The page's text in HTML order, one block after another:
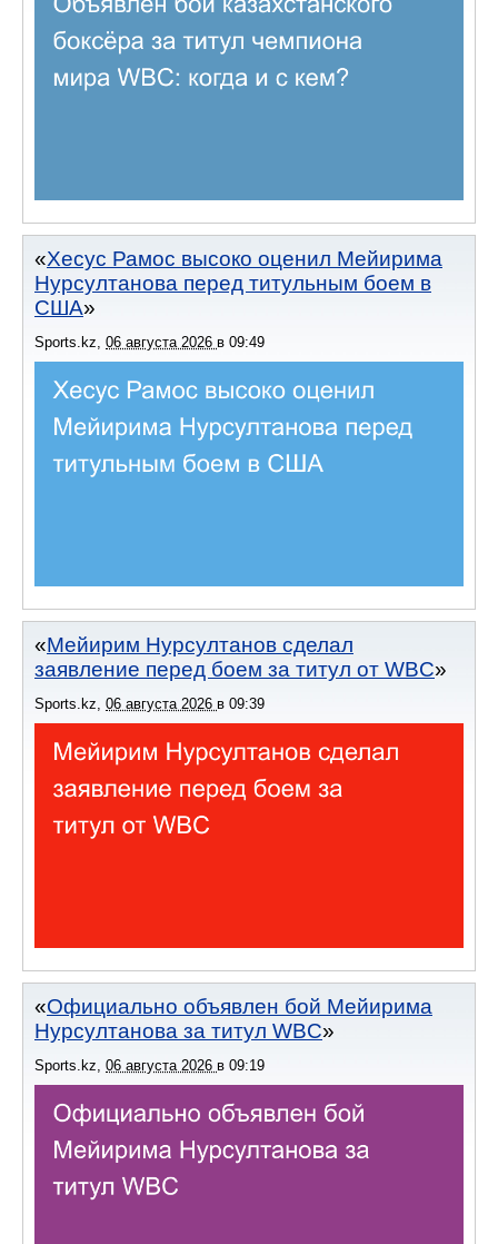
Хесус Рамос высоко оценил Мейирима
Нурсултанова перед титульным боем в
США
Sports.kz 06 августа 2026 в 09:49
Мейирим Нурсултанов сделал
заявление перед боем за титул от WBC
Sports.kz 06 августа 2026 в 09:39
Официально объявлен бой Мейирима
Нурсултанова за титул WBC
Sports.kz 06 августа 2026 в 09:19